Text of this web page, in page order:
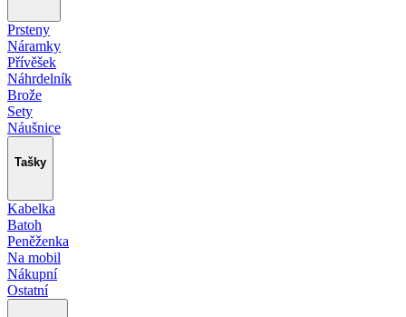
Prsteny
Náramky
Přívěšek
Náhrdelník
Brože
Sety
Náušnice
Tašky
Kabelka
Batoh
Peněženka
Na mobil
Nákupní
Ostatní